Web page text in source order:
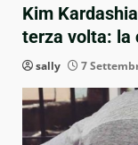
Kim
terza volta: la
sally 7